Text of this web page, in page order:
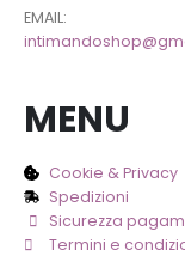
EMAIL:
MENU
Cookie & Privacy
Spedizioni
Sicurezza
Termini e